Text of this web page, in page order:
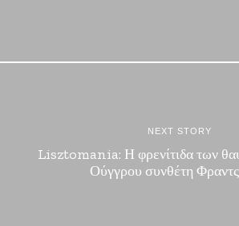
NEXT STORY
Lisztomania: Η φρενίτιδα των
Ούγγρου συνθέτη